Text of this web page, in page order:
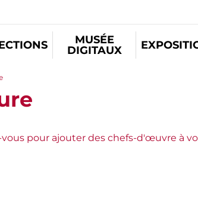
MUSÉE
DIGITAUX
vous pour ajouter des chefs-d'œuvre à